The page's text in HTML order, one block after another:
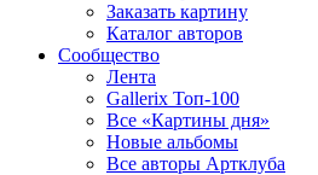
Заказать картину
Каталог авторов
Сообщество
Лента
Gallerix Топ-100
Все «Картины дня»
Новые альбомы
Все авторы Артклуба